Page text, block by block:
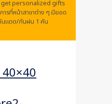
personalized gifts
รที่หน้าสาขาต่าง ๆ มียอด
นแดด/กันฝน 1 คัน